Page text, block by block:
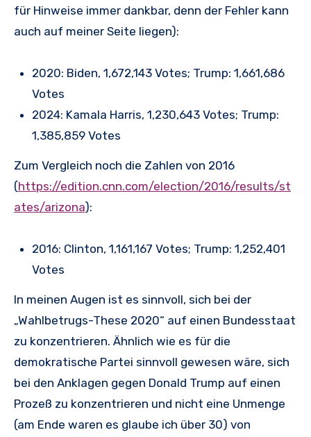
für Hinweise immer dankbar, denn der Fehler kann
auch auf meiner Seite liegen):
2020: Biden, 1,672,143 Votes; Trump: 1,661,686
Votes
2024: Kamala Harris, 1,230,643 Votes; Trump:
1,385,859 Votes
Zum Vergleich noch die Zahlen von 2016
(https://edition.cnn.com/election/2016/results/st
ates/arizona):
2016: Clinton, 1,161,167 Votes; Trump: 1,252,401
Votes
In meinen Augen ist es sinnvoll, sich bei der
„Wahlbetrugs-These 2020“ auf einen Bundesstaat
zu konzentrieren. Ähnlich wie es für die
demokratische Partei sinnvoll gewesen wäre, sich
bei den Anklagen gegen Donald Trump auf einen
Prozeß zu konzentrieren und nicht eine Unmenge
(am Ende waren es glaube ich über 30) von